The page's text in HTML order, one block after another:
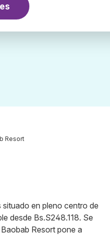
Resort
en pleno centro de
desde Bs.S248.118. Se
Resort pone a